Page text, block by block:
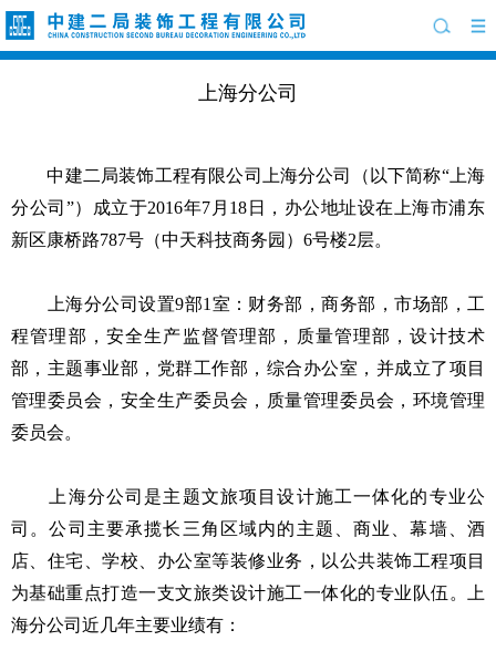
上海分公司
中建二局装饰工程有限公司上海分公司（以下简称“上海
分公司”）成立于2016年7月18日，办公地址设在上海市浦东
新区康桥路787号（中天科技商务园）6号楼2层。
上海分公司设置9部1室：财务部，商务部，市场部，工
程管理部，安全生产监督管理部，质量管理部，设计技术
部，主题事业部，党群工作部，综合办公室，并成立了项目
管理委员会，安全生产委员会，质量管理委员会，环境管理
委员会。
上海分公司是主题文旅项目设计施工一体化的专业公
司。公司主要承揽长三角区域内的主题、商业、幕墙、酒
店、住宅、学校、办公室等装修业务，以公共装饰工程项目
为基础重点打造一支文旅类设计施工一体化的专业队伍。上
海分公司近几年主要业绩有：